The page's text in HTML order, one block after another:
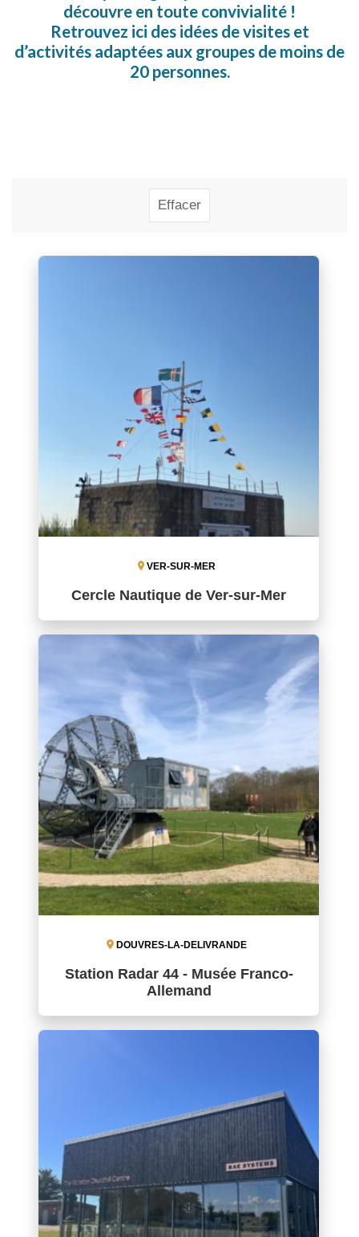
découvre en toute convivialité !
Retrouvez ici des idées de visites et
d’activités adaptées aux groupes de moins de
20 personnes.
Rechercher
Effacer
VER-SUR-MER
Cercle Nautique de Ver-sur-Mer
DOUVRES-LA-DELIVRANDE
Station Radar 44 - Musée Franco-
Allemand